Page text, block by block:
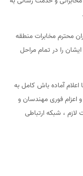
محترم مخابرات منطقه
را در تمام مراحل
آماده باش کامل به
اعزام فوری مهندسان و
لازم ، شبکه ارتباطی